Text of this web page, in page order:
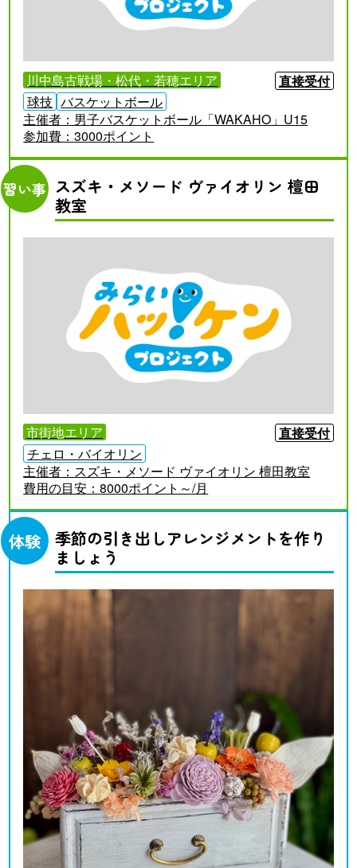
川中島古戦場・松代・若穂エリア
直接受付
球技 バスケットボール
主催者： 男子バスケットボール「WAKAHO」U15
参加費：3000ポイント
習い事 スズキ・メソード ヴァイオリン 檀田
教室
市街地エリア
直接受付
チェロ・バイオリン
主催者： スズキ・メソード ヴァイオリン 檀田教室
費用の目安：8000ポイント～/月
体験
季節の引き出しアレンジメントを作り
ましょう